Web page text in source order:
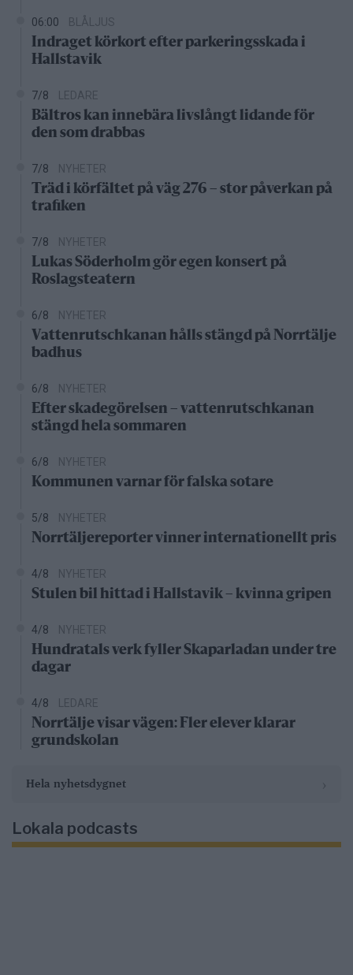
06:00 BLÅLJUS
Indraget körkort efter parkeringsskada i
Hallstavik
7/8 LEDARE
Bältros kan innebära livslångt lidande för
den som drabbas
7/8 NYHETER
Träd i körfältet på väg 276 – stor påverkan på
trafiken
7/8 NYHETER
Lukas Söderholm gör egen konsert på
Roslagsteatern
6/8 NYHETER
Vattenrutschkanan hålls stängd på Norrtälje
badhus
6/8 NYHETER
Efter skadegörelsen – vattenrutschkanan
stängd hela sommaren
6/8 NYHETER
Kommunen varnar för falska sotare
5/8 NYHETER
Norrtäljereporter vinner internationellt pris
4/8 NYHETER
Stulen bil hittad i Hallstavik – kvinna gripen
4/8 NYHETER
Hundratals verk fyller Skaparladan under tre
dagar
4/8 LEDARE
Norrtälje visar vägen: Fler elever klarar
grundskolan
Hela nyhetsdygnet
Lokala podcasts